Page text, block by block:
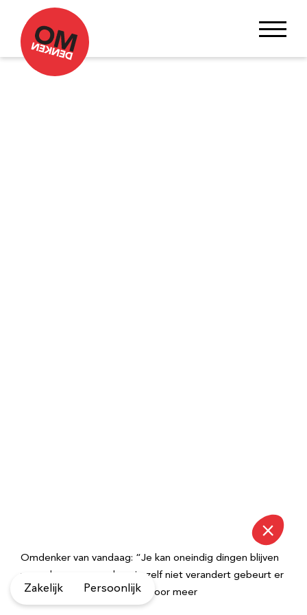
Omdenker van vandaag: “Je kan oneindig dingen blijven
veranderen maar zolang je zelf niet verandert gebeurt er
niks.” – check Omdenken.nl voor meer
Zakelijk Persoonlijk